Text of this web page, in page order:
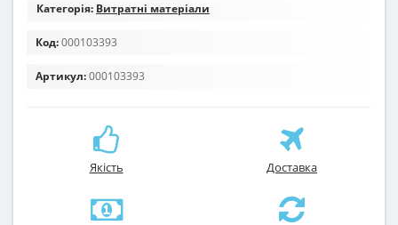
Категорія: Витратні матеріали
Код:000103393
Артикул:000103393
Якість Доставка